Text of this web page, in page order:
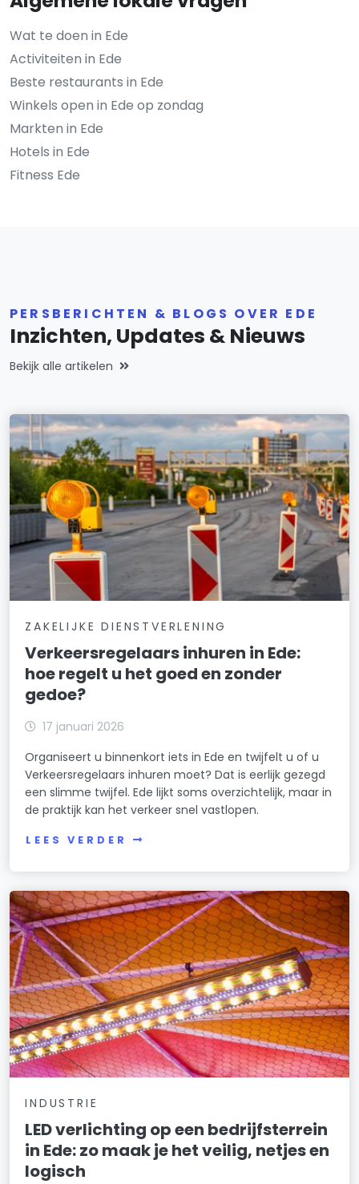
Wat te doen in Ede
Activiteiten in Ede
Beste restaurants in Ede
Winkels open in Ede op zondag
Markten in Ede
Hotels in Ede
Fitness Ede
PERSBERICHTEN & BLOGS OVER EDE
Inzichten, Updates & Nieuws
Bekijk alle artikelen
ZAKELIJKE DIENSTVERLENING
Verkeersregelaars inhuren in Ede:
hoe regelt u het goed en zonder
gedoe?
17 januari 2026
Organiseert u binnenkort iets in Ede en twijfelt u of u
Verkeersregelaars inhuren moet? Dat is eerlijk gezegd
een slimme twijfel. Ede lijkt soms overzichtelijk, maar in
de praktijk kan het verkeer snel vastlopen.
LEES VERDER
INDUSTRIE
LED verlichting op een bedrijfsterrein
in Ede: zo maak je het veilig, netjes en
logisch